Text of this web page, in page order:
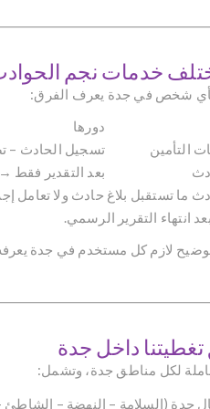
خدمات نجم
شخص في جدة يعرف الفرق:
دورها
التأمين
تسجيل الحادث –
بعد التقدير فقط
ما تستقبل بلاغ حادث ولا تعامل
بعد انتهاء التقرير الرسمي.
لازم كل مستخدم في جدة
داخل جدة
لكل مناطق جدة، وتشمل:
جدة (السلامة – النهضة – الشاطئ